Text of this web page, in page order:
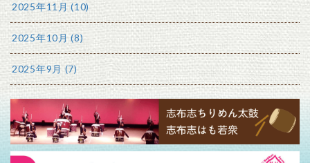
2025年11月 (10)
2025年10月 (8)
2025年9月 (7)